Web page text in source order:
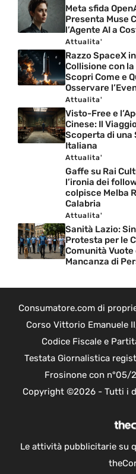
Meta sfida
Presenta Muse
l’Agente AI a
Attualita'
Razzo SpaceX
Collisione con la
Scopri Come e
Osservare
Attualita'
Visto-Free e
Cinese: Il
Scoperta di una
Italiana
Attualita'
Gaffe su Rai
l’ironia dei
colpisce Melba
Calabria
Attualita'
Sanità Lazio:
Protesta per le
Comunità Vuote
Mancanza di
Consumatore.com di
Corso Vittorio Emanuele
Codice Fiscale e
Testata Giornalistica
Frosinone con
Copyright ©2026 - Tutti i
Le attività pubblicitarie su